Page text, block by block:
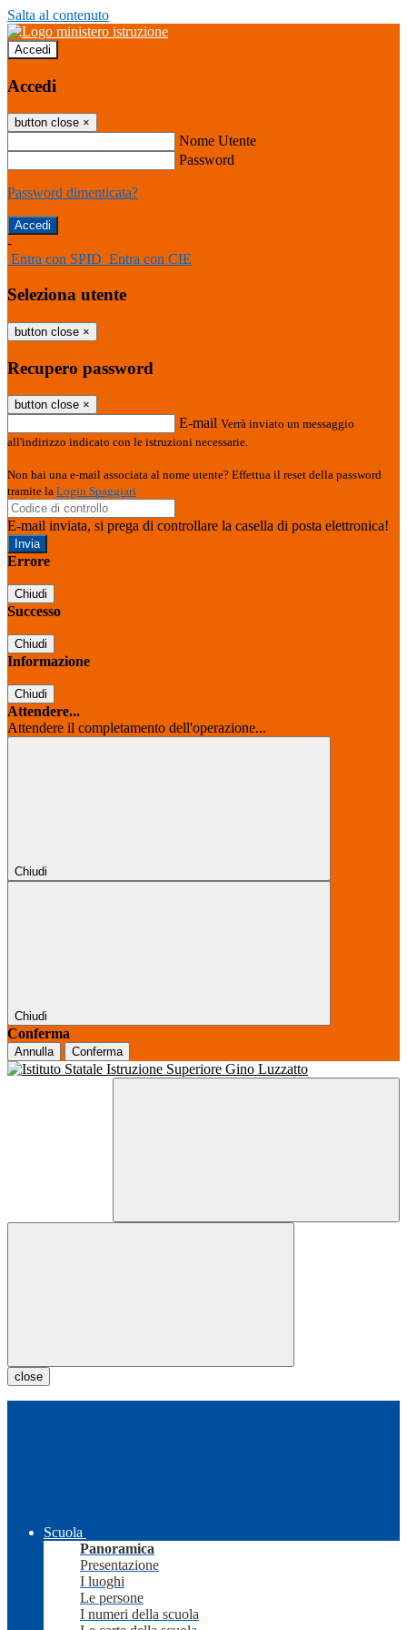
Salta al contenuto
Accedi
Accedi
button close ×
Nome Utente
Password
Password dimenticata?
-
Entra con SPID Entra con CIE
Seleziona utente
button close ×
Recupero password
button close ×
E-mail Verrà inviato un messaggio
all'indirizzo indicato con le istruzioni necessarie.
Non hai una e-mail associata al nome utente? Effettua il reset della password
tramite la Login Spaggiari
E-mail inviata, si prega di controllare la casella di posta elettronica!
Errore
Chiudi
Successo
Chiudi
Informazione
Chiudi
Attendere...
Attendere il completamento dell'operazione...
Chiudi
Chiudi
Conferma
Annulla Conferma
close
Scuola
Panoramica
Presentazione
I luoghi
Le persone
I numeri della scuola